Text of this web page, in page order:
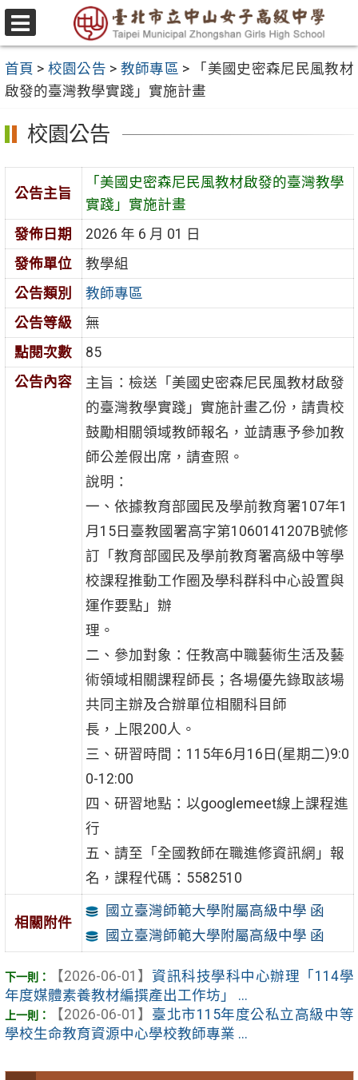
跳
至
要
內
容
區
選
單
首頁 > 校園公告 > 教師專區 >
「美國史密森尼民風教材
啟發的臺灣教學實踐」實施計畫
校園公告
公告主旨
「美國史密森尼民風教材啟發的臺灣教學
實踐」實施計畫
發佈日期
2026 年 6 月 01 日
發佈單位
教學組
公告類別
教師專區
公告等級
無
點閱次數
85
公告內容
主旨：檢送「美國史密森尼民風教材啟發
的臺灣教學實踐」實施計畫乙份，請貴校
鼓勵相關領域教師報名，並請惠予參加教
師公差假出席，請查照。
說明：
一、依據教育部國民及學前教育署107年1
月15日臺教國署高字第1060141207B號修
訂「教育部國民及學前教育署高級中等學
校課程推動工作圈及學科群科中心設置與
運作要點」辦
理。
二、參加對象：任教高中職藝術生活及藝
術領域相關課程師長；各場優先錄取該場
共同主辦及合辦單位相關科目師
長，上限200人。
三、研習時間：115年6月16日(星期二)9:0
0-12:00
四、研習地點：以googlemeet線上課程進
行
五、請至「全國教師在職進修資訊網」報
名，課程代碼：5582510
相關附件
國立臺灣師範大學附屬高級中學 函
國立臺灣師範大學附屬高級中學 函
【2026-06-01】 資訊科技學科中心辦理「114學
年度媒體素養教材編撰產出工作坊」 ...
【2026-06-01】 臺北市115年度公私立高級中等
學校生命教育資源中心學校教師專業 ...